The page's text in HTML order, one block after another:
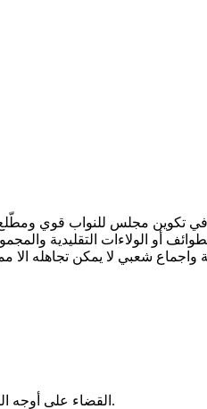
مجلس للنواب قوي ومطّلع
أو الولاءات التقليدية
القضاء على أوجه القصور والثغرات التي يتسلل من خلالها المتلاعبون بالنظام الديموقراطي، وهذه أمور أدري بها من يشتغلون بصياغة القانون.